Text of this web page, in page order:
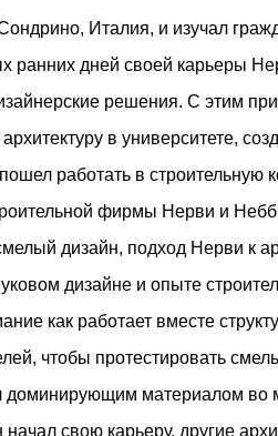
Италия, и изучал
ранних дней своей карьеры
решения. С этим
архитектуру в университете,
работать в строительную
фирмы Нерви и
дизайн, подход Нерви к
дизайне и опыте
как работает вместе
чтобы протестировать
доминирующим материалом во
начал свою карьеру, другие